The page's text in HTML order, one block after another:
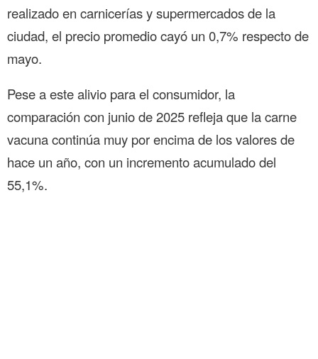
realizado en carnicerías y supermercados de la
ciudad, el precio promedio cayó un 0,7% respecto de
mayo.
Pese a este alivio para el consumidor, la
comparación con junio de 2025 refleja que la carne
vacuna continúa muy por encima de los valores de
hace un año, con un incremento acumulado del
55,1%.